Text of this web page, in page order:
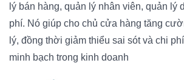
lý bán hàng, quản lý nhân viên, quản lý
phí. Nó giúp cho chủ cửa hàng tăng
lý, đồng thời giảm thiểu sai sót và chi
minh bạch trong kinh doanh